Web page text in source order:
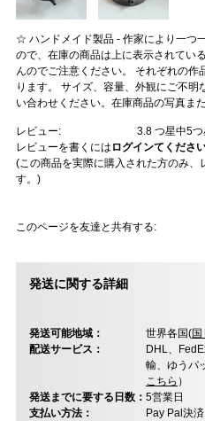
☆ ハンドメイド製品 - 作家により一つ
ので、在庫の商品は上に表示されてい
んのでご注意ください。 それぞれの
ります。 サイズ、容量、外観にご不
い合わせください。在庫商品の写真ま
レビュー: 3.8つ星中5つ
レビューを書くには ログインてくださ
(この商品を実際に購入された方のみ、
す。)
このページを友達と共有する:
発送に関する詳細
発送可能地域： 世界各国(国
配送サービス：
DHL、
輸、ゆうパ
こちら ）
発送までに要する日数： 5営業日
支払い方法：
Pay Pal決